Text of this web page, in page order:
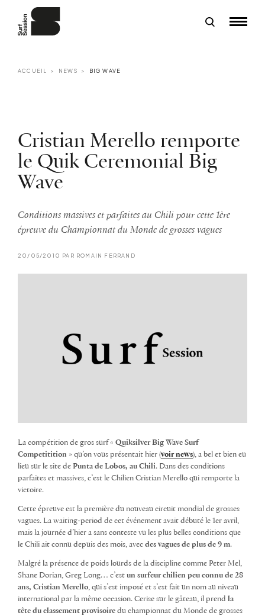
ACCUEIL NEWS BIG WAVE
Cristian Merello remporte
le Quik Ceremonial Big
Wave
Conditions massives et parfaites au Chili pour cette 1ère
épreuve du Championnat du Monde de grosses vagues
20/05/2010 PAR ROMAIN FERRAND
La compétition de gros surf « Quiksilver Big Wave Surf
Competitition » qu’on vous présentait hier (voir news), a bel et bien eu
lieu sur le site de Punta de Lobos, au Chili. Dans des conditions
parfaites et massives, c’est le Chilien Cristian Merello qui remporte la
victoire.
Cette épreuve est la première du nouveau circuit mondial de grosses
vagues. La waiting-period de cet événement avait débuté le 1er avril,
mais la journée d’hier a sans conteste vu les plus belles conditions que
le Chili ait connu depuis des mois, avec des vagues de plus de 9 m.
Malgré la présence de poids lourds de la discipline comme Peter Mel,
Shane Dorian, Greg Long… c’est un surfeur chilien peu connu de 28
ans, Cristian Merello, qui s’est imposé et s’est fait un nom au niveau
international par la même occasion. Cerise sur le gâteau, il prend la
tête du classement provisoire du championnat du Monde de grosses